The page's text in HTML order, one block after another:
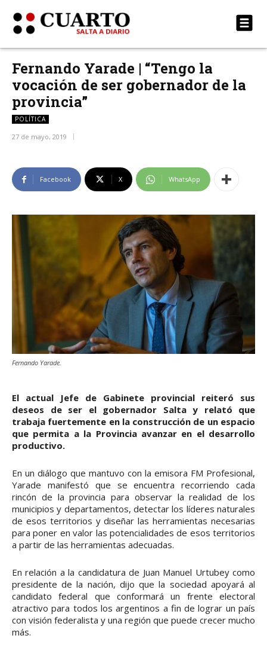
Fernando Yarade | “Tengo la
vocación de ser gobernador de la
provincia”
POLÍTICA
27 de mayo, 2019
Facebook X WhatsApp
Fernando Yarade.
El actual Jefe de Gabinete provincial reiteró sus
deseos de ser el gobernador Salta y relató que
trabaja fuertemente en la construcción de un espacio
que permita a la Provincia avanzar en el desarrollo
productivo.
En un diálogo que mantuvo con la emisora FM Profesional,
Yarade manifestó que se encuentra recorriendo cada
rincón de la provincia para observar la realidad de los
municipios y departamentos, detectar los líderes naturales
de esos territorios y diseñar las herramientas necesarias
para poner en valor las potencialidades de esos territorios
a partir de las herramientas adecuadas.
En relación a la candidatura de Juan Manuel Urtubey como
presidente de la nación, dijo que la sociedad apoyará al
candidato federal que conformará un frente electoral
atractivo para todos los argentinos a fin de lograr un país
con visión federalista y una región que puede crecer mucho
más.